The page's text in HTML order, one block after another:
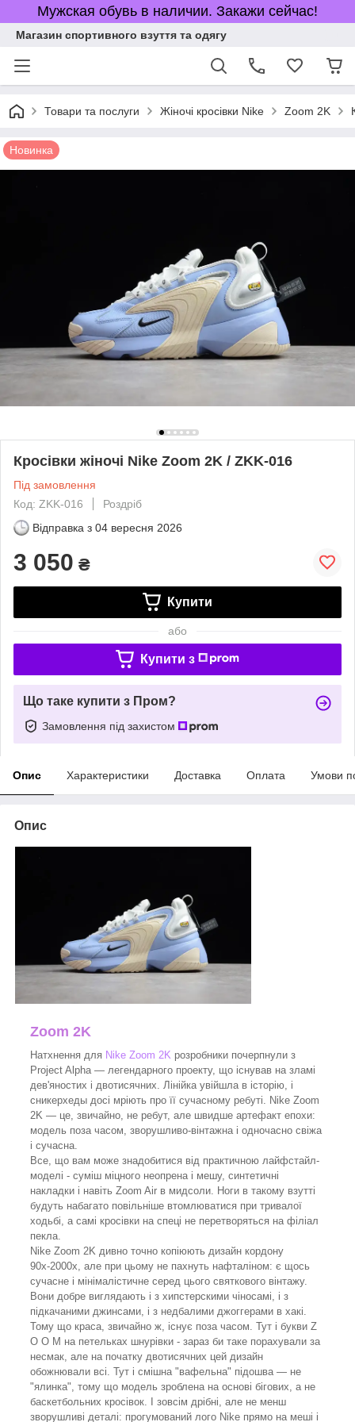
Мужская обувь в наличии. Закажи сейчас!
Магазин спортивного взуття та одягу
Товари та послуги Жіночі кросівки Nike Zoom 2K
Новинка
Кросівки жіночі Nike Zoom 2K / ZKK-016
Під замовлення
Код: ZKK-016
Роздріб
Відправка з 04 вересня 2026
3 050 ₴
Купити
або
Купити з
Що таке купити з Пром?
Замовлення під захистом
Опис Характеристики Доставка Оплата Умови
Опис
Zoom 2K
Натхнення для Nike Zoom 2K розробники почерпнули з
Project Alpha — легендарного проекту, що існував на зламі
дев'яностих і двотисячних. Лінійка увійшла в історію, і
сникерхеды досі мріють про її сучасному ребуті. Nike Zoom
2K — це, звичайно, не ребут, але швидше артефакт епохи:
модель поза часом, зворушливо-вінтажна і одночасно свіжа
і сучасна.
Все, що вам може знадобитися від практичною лайфстайл-
моделі - суміш міцного неопрена і мешу, синтетичні
накладки і навіть Zoom Air в мидсоли. Ноги в такому взутті
будуть набагато повільніше втомлюватися при тривалої
ходьбі, а самі кросівки на спеці не перетворяться на філіал
пекла.
Nike Zoom 2K дивно точно копіюють дизайн кордону
90х-2000х, але при цьому не пахнуть нафталіном: є щось
сучасне і мінімалістичне серед цього святкового вінтажу.
Вони добре виглядають і з хипстерскими чіносамі, і з
підкачаними джинсами, і з недбалими джоггерами в хакі.
Тому що краса, звичайно ж, існує поза часом. Тут і букви Z
O O M на петельках шнурівки - зараз би таке порахували за
несмак, але на початку двотисячних цей дизайн
обожнювали всі. Тут і смішна "вафельна" підошва — не
"ялинка", тому що модель зроблена на основі бігових, а не
баскетбольних кросівок. І зовсім дрібні, але не менш
зворушливі деталі: прогумований лого Nike прямо на меші і